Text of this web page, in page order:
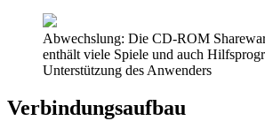
Abwechslung: Die CD-ROM
enthält viele Spiele und auch
Unterstützung des Anwenders
Verbindungsaufbau